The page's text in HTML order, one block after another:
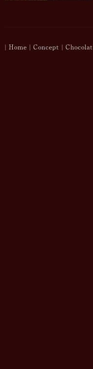
| Home | Concept | Chocolat